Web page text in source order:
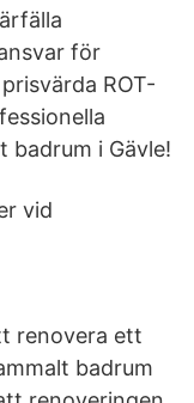
för
ROT-
i Gävle!
vid
renovera ett
badrum